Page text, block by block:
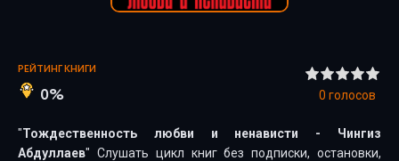
РЕЙТИНГ КНИГИ
0% 0 голосов
"Тождественность любви и ненависти - Чингиз
Абдуллаев" Слушать цикл книг без подписки, остановки,